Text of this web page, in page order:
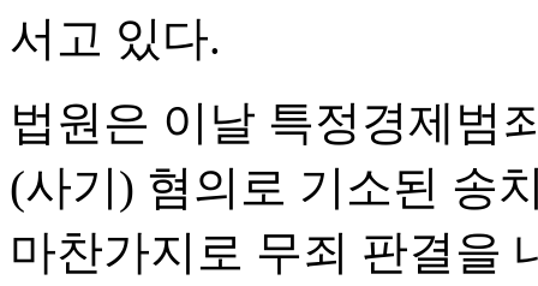
서고 있다.
법원은 이날 특정경제범
(사기) 혐의로 기소된 송
마찬가지로 무죄 판결을